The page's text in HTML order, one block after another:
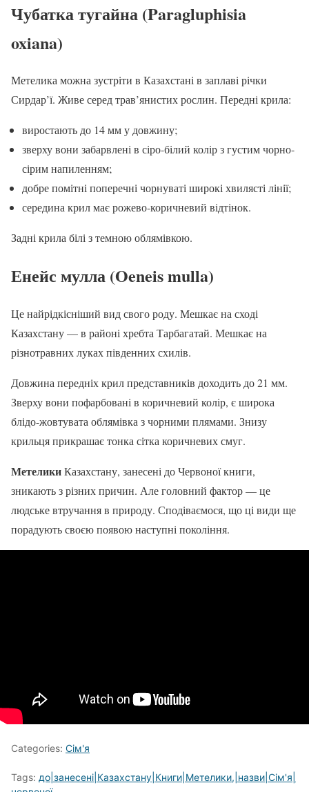
Чубатка тугайна (Paragluphisia
oxiana)
Метелика можна зустріти в Казахстані в заплаві річки
Сирдар’ї. Живе серед трав’янистих рослин. Передні крила:
виростають до 14 мм у довжину;
зверху вони забарвлені в сіро-білий колір з густим чорно-
сірим напиленням;
добре помітні поперечні чорнуваті широкі хвилясті лінії;
середина крил має рожево-коричневий відтінок.
Задні крила білі з темною облямівкою.
Енейс мулла (Oeneis mulla)
Це найрідкісніший вид свого роду. Мешкає на сході
Казахстану — в районі хребта Тарбагатай. Мешкає на
різнотравних луках південних схилів.
Довжина передніх крил представників доходить до 21 мм.
Зверху вони пофарбовані в коричневий колір, є широка
блідо-жовтувата облямівка з чорними плямами. Знизу
крильця прикрашає тонка сітка коричневих смуг.
МетеликиКазахстану, занесені до Червоної книги,
зникають з різних причин. Але головний фактор — це
людське втручання в природу. Сподіваємося, що ці види ще
порадують своєю появою наступні покоління.
Categories: Сім'я
Tags: до|занесені|Казахстану|Книги|Метелики,|назви|Сім'я|